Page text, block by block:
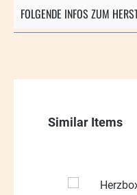
FOLGENDE INFOS ZUM
Produktgalerie
Similar Items